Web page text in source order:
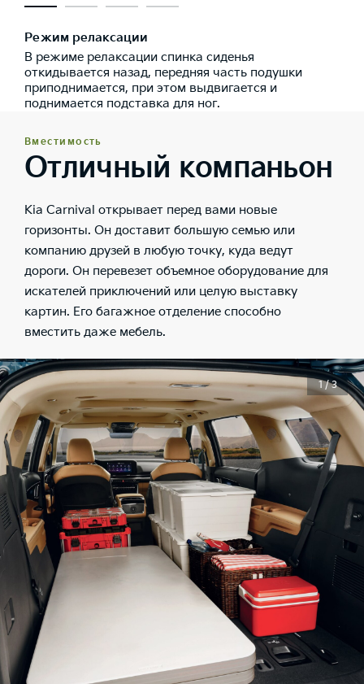
Режим релаксации
В режиме релаксации спинка сиденья
откидывается назад, передняя часть подушки
приподнимается, при этом выдвигается и
поднимается подставка для ног.
Вместимость
Отличный компаньон
Kia Carnival открывает перед вами новые
горизонты. Он доставит большую семью или
компанию друзей в любую точку, куда ведут
дороги. Он перевезет объемное оборудование для
искателей приключений или целую выставку
картин. Его багажное отделение способно
вместить даже мебель.
1 / 3